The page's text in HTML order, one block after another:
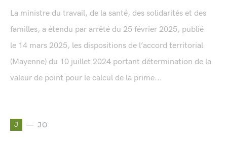
La ministre du travail, de la santé, des solidarités et des
familles, a étendu par arrêté du 25 février 2025, publié
le 14 mars 2025, les dispositions de l’accord territorial
(Mayenne) du 10 juillet 2024 portant détermination de la
valeur de point pour le calcul de la prime...
J JO